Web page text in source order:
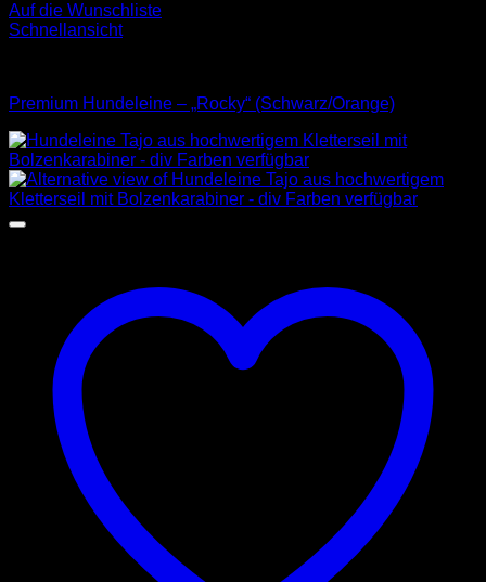
Auf die Wunschliste
Schnellansicht
Premium Hundeleine – „Rocky“ (Schwarz/Orange)